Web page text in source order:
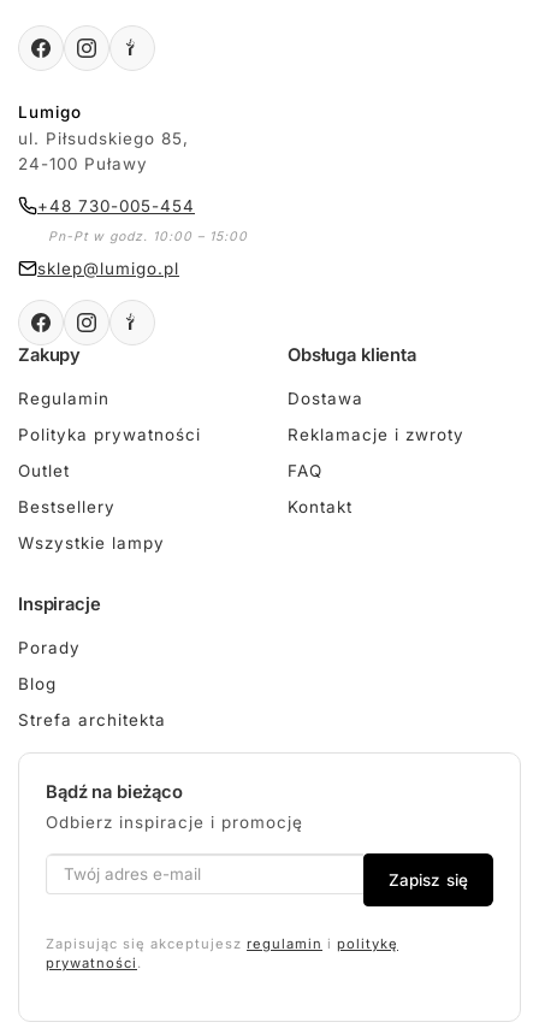
Lumigo
ul. Piłsudskiego 85,
24-100 Puławy
+48 730-005-454
Pn-Pt w godz. 10:00 – 15:00
sklep@lumigo.pl
Zakupy
Regulamin
Polityka prywatności
Outlet
Bestsellery
Wszystkie lampy
Obsługa klienta
Dostawa
Reklamacje i zwroty
FAQ
Kontakt
Inspiracje
Porady
Blog
Strefa architekta
Bądź na bieżąco
Odbierz inspiracje i promocję
Zapisz się
Zapisując się akceptujesz regulamin i politykę
prywatności .